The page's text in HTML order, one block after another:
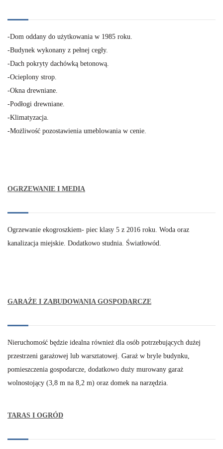
-Dom oddany do użytkowania w 1985 roku.
-Budynek wykonany z pełnej cegły.
-Dach pokryty dachówką betonową.
-Ocieplony strop.
-Okna drewniane.
-Podłogi drewniane.
-Klimatyzacja.
-Możliwość pozostawienia umeblowania w cenie.
OGRZEWANIE I MEDIA
Ogrzewanie ekogroszkiem- piec klasy 5 z 2016 roku. Woda oraz
kanalizacja miejskie. Dodatkowo studnia. Światłowód.
GARAŻE I ZABUDOWANIA GOSPODARCZE
Nieruchomość będzie idealna również dla osób potrzebujących dużej
przestrzeni garażowej lub warsztatowej. Garaż w bryle budynku,
pomieszczenia gospodarcze, dodatkowo duży murowany garaż
wolnostojący (3,8 m na 8,2 m) oraz domek na narzędzia.
TARAS I OGRÓD